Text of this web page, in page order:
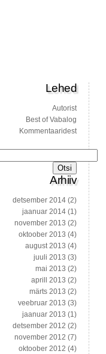
Lehed
Autorist
Best of Vabalog
Kommentaaridest
Arhiiv
detsember 2014 (2)
jaanuar 2014 (1)
november 2013 (2)
oktoober 2013 (4)
august 2013 (4)
juuli 2013 (3)
mai 2013 (2)
aprill 2013 (2)
märts 2013 (2)
veebruar 2013 (3)
jaanuar 2013 (1)
detsember 2012 (2)
november 2012 (7)
oktoober 2012 (4)